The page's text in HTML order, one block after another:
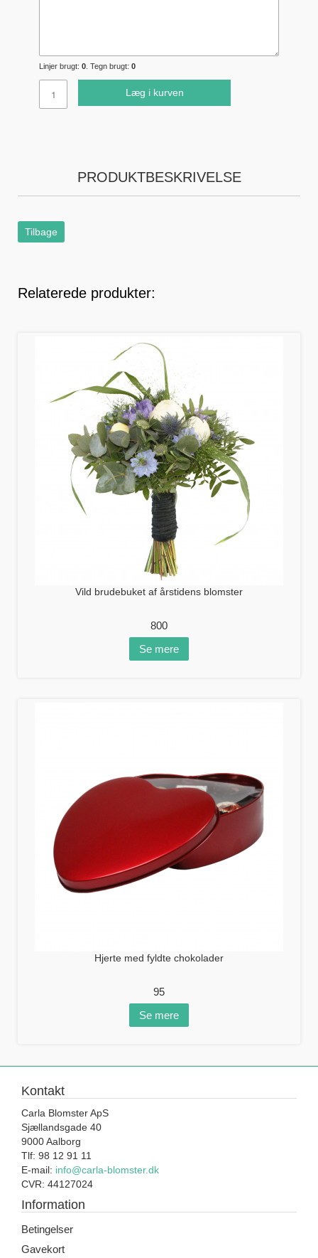
Linjer brugt: 0 . Tegn brugt: 0
Læg i kurven
PRODUKTBESKRIVELSE
Tilbage
Relaterede produkter:
Vild brudebuket af årstidens blomster
800
Se mere
Hjerte med fyldte chokolader
95
Se mere
Kontakt
Carla Blomster ApS
Sjællandsgade 40
9000 Aalborg
Tlf: 98 12 91 11
E-mail: info@carla-blomster.dk
CVR: 44127024
Information
Betingelser
Gavekort